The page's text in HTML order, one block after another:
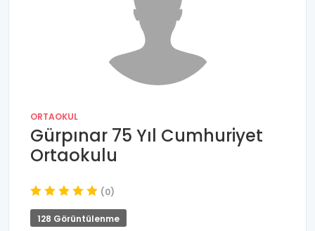
ORTAOKUL
Gürpınar 75 Yıl Cumhuriyet
Ortaokulu
(0)
128 Görüntülenme